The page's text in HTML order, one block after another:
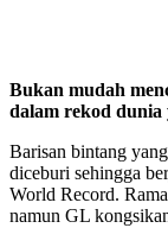
Bukan mudah
dalam rekod dunia
Barisan bintang
diceburi sehingga
World Record.
namun GL